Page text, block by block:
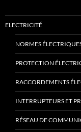
ELECTRICITÉ
NORMES
PROTECTION
RACCORDEMENTS
INTERRUPTEURS ET
RÉSEAU DE